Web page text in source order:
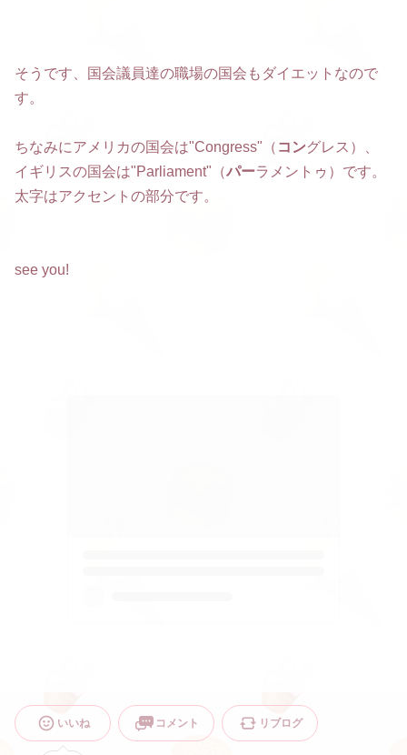
そうです、国会議員達の職場の国会もダイエットなので
す。
ちなみにアメリカの国会は"Congress"（ コングレス）、
イギリスの国会は"Parliament"（パーラメントゥ）です。
太字はアクセントの部分です。
see you!
いいね コメント リブログ